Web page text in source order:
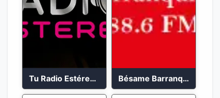
Tu Radio Estéreo 24/7 Bésame Barranquilla en vivo 88.6 FM